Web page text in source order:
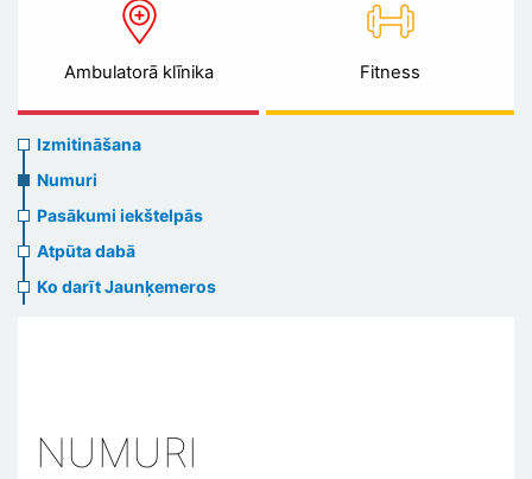
Ambulatorā klīnika Fitness
Accommodation
Izmitināšana
Numuri
Pasākumi iekštelpās
Atpūta dabā
Ko darīt Jaunķemeros
NUMURI